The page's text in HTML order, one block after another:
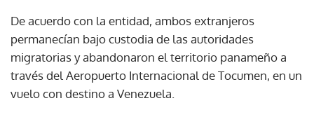
De acuerdo con la entidad, ambos extranjeros
permanecían bajo custodia de las autoridades
migratorias y abandonaron el territorio panameño a
través del Aeropuerto Internacional de Tocumen, en un
vuelo con destino a Venezuela.